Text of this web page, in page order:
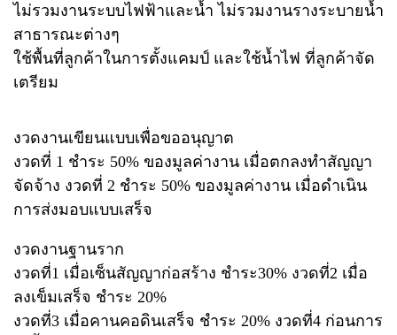
ไม่รวมงานระบบไฟฟ้าและน้ำ ไม่รวมงานรางระบายน้ำ
สาธารณะต่างๆ
ใช้พื้นที่ลูกค้าในการตั้งแคมป์ และใช้น้ำไฟ ที่ลูกค้าจัด
เตรียม
งวดงานเขียนแบบเพื่อขออนุญาต
งวดที่ 1 ชำระ 50% ของมูลค่างาน เมื่อตกลงทำสัญญา
จัดจ้าง งวดที่ 2 ชำระ 50% ของมูลค่างาน เมื่อดำเนิน
การส่งมอบแบบเสร็จ
งวดงานฐานราก
งวดที่1 เมื่อเซ็นสัญญาก่อสร้าง ชำระ30% งวดที่2 เมื่อ
ลงเข็มเสร็จ ชำระ 20%
งวดที่3 เมื่อคานคอดินเสร็จ ชำระ 20% งวดที่4 ก่อนการ